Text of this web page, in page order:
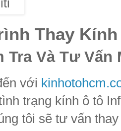
Thay
Tra Và Tư Vấn
với
trạng kính ô tô
tôi sẽ tư vấn